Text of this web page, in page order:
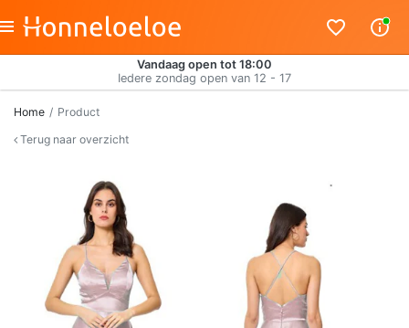
Vandaag open tot 18:00
Iedere zondag open van 12 - 17
Home
Product
Terug naar overzicht